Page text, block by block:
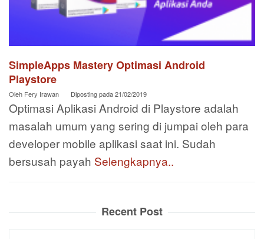
SimpleApps Mastery Optimasi Android
Playstore
Oleh Fery Irawan Diposting pada21/02/2019
Optimasi Aplikasi Android di Playstore adalah
masalah umum yang sering di jumpai oleh para
developer mobile aplikasi saat ini. Sudah
bersusah payah Selengkapnya..
Recent Post